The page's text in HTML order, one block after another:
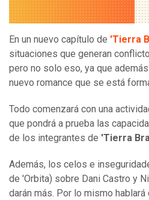
En un nuevo capítulo de 'Tierra
situaciones que generan
pero no solo eso, ya que
nuevo romance que se está
Todo comenzará con una
que pondrá a prueba las
de los integrantes de 'Tierra
Además, los celos e
de 'Orbita) sobre Dani Castro y
darán más. Por lo mismo hablará